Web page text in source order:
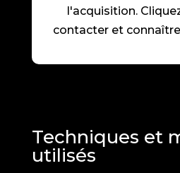
l'acquisition.
contacter et
Techniques et
utilisés